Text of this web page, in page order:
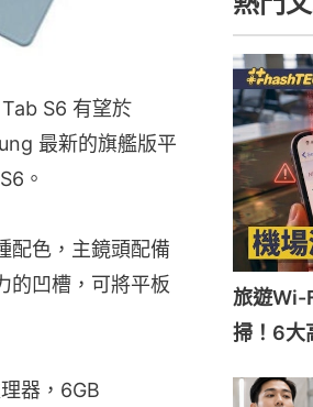
S6 有望於
最新的旗艦版平
。
配色，主鏡頭配備
的凹槽，可將平板
器，6GB
旅遊Wi-
掃！6大